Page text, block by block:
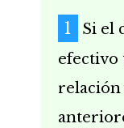
Si el
efectivo
relación